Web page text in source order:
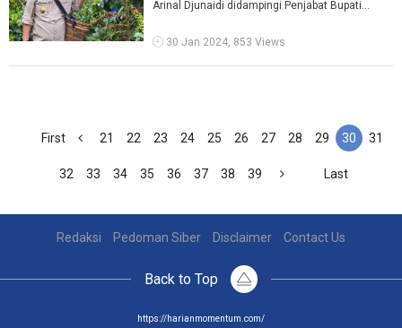
Arinal Djunaidi didampingi Penjabat Bupati
ara ...
30 Jan 2024, 853 Views
First 21 22 23 24 25 26 27 28 29 30 31
32 33 34 35 36 37 38 39 Last
Redaksi Pedoman Siber Disclaimer Contact Us
Back to Top
https://harianmomentum.com/